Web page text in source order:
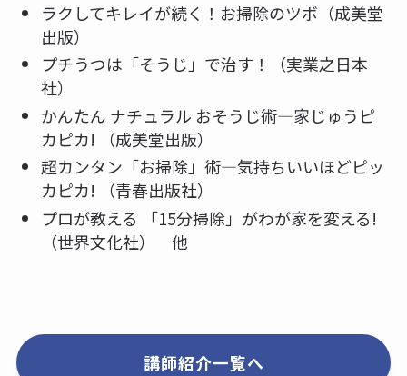
ラクしてキレイが続く！お掃除のツボ（成美堂
出版）
プチうつは「そうじ」で治す！（実業之日本
社）
かんたん ナチュラル おそうじ術―家じゅうピ
カピカ! （成美堂出版）
超カンタン「お掃除」術―気持ちいいほどピッ
カピカ! （青春出版社）
プロが教える 「15分掃除」がわが家を変える!
（世界文化社） 他
講師紹介一覧へ